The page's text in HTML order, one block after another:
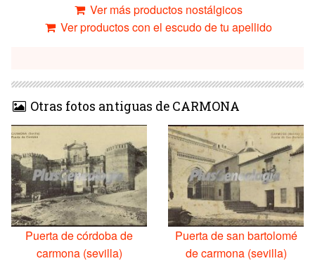
Ver más productos nostálgicos
Ver productos con el escudo de tu apellido
Otras fotos antiguas de CARMONA
Puerta de córdoba de
carmona (sevilla)
Puerta de san bartolomé
de carmona (sevilla)